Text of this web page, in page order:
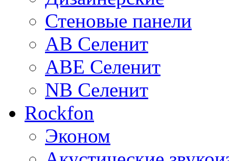
Стеновые панели
AB Селенит
ABE Селенит
NB Селенит
Rockfon
Эконом